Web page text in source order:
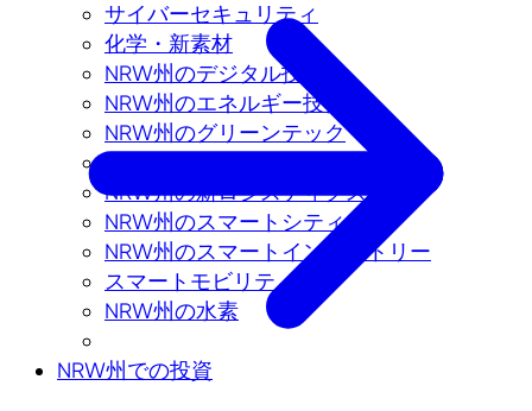
サイバーセキュリティ
化学・新素材
NRW州のデジタル技術
NRW州のエネルギー技術
NRW州のグリーンテック
NRW州の新ロジスティクス
NRW州のスマートシティ
NRW州のスマートインダストリー
スマートモビリティ
NRW州の水素
NRW州での投資